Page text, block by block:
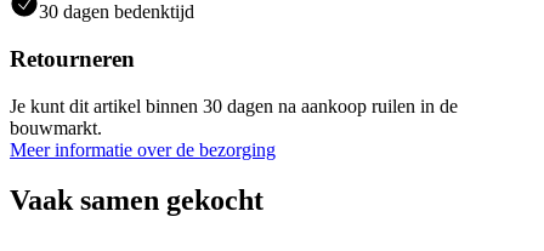
30 dagen bedenktijd
Retourneren
Je kunt dit artikel binnen 30 dagen na aankoop ruilen in de
bouwmarkt.
Meer informatie over de bezorging
Vaak samen gekocht